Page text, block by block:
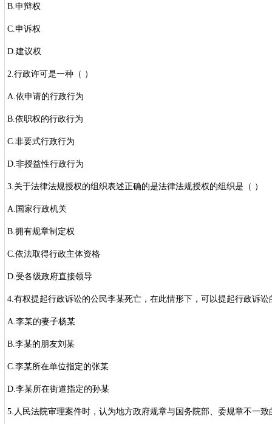
B.申辩权
C.申诉权
D.建议权
2.行政许可是一种（ ）
A.依申请的行政行为
B.依职权的行政行为
C.非要式行政行为
D.非授益性行政行为
3.关于法律法规授权的组织表述正确的是法律法规授权的组织是（ ）
A.国家行政机关
B.拥有规章制定权
C.依法取得行政主体资格
D.受各级政府直接领导
4.有权提起行政诉讼的公民李某死亡，在此情形下，可以提起行政诉讼
A.李某的妻子杨某
B.李某的朋友刘某
C.李某所在单位指定的张某
D.李某所在街道指定的孙某
5.人民法院审理案件时，认为地方政府规章与国务院部、委规章不一致